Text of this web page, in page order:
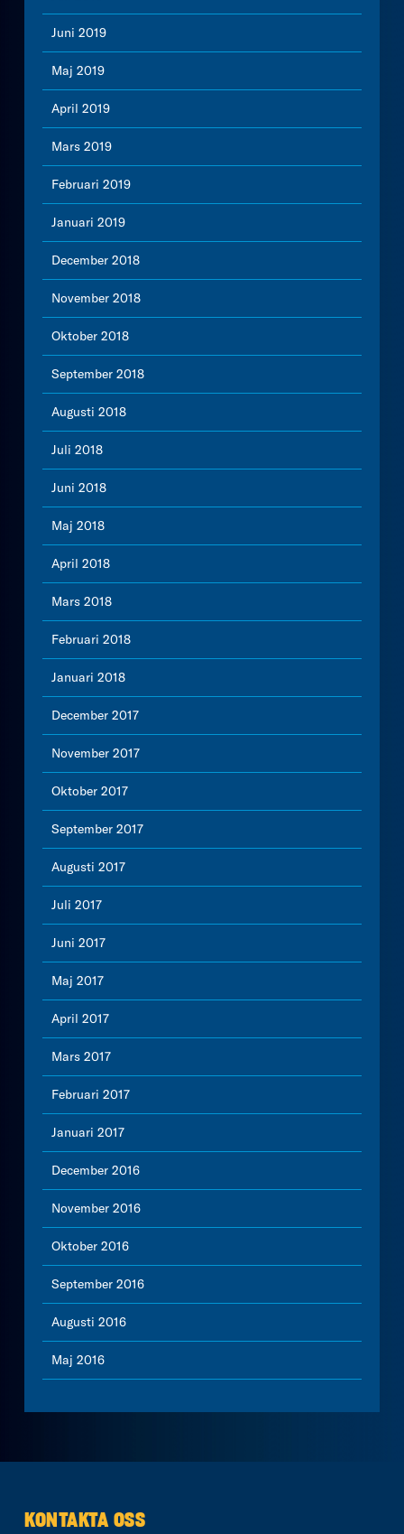
Juni 2019
Maj 2019
April 2019
Mars 2019
Februari 2019
Januari 2019
December 2018
November 2018
Oktober 2018
September 2018
Augusti 2018
Juli 2018
Juni 2018
Maj 2018
April 2018
Mars 2018
Februari 2018
Januari 2018
December 2017
November 2017
Oktober 2017
September 2017
Augusti 2017
Juli 2017
Juni 2017
Maj 2017
April 2017
Mars 2017
Februari 2017
Januari 2017
December 2016
November 2016
Oktober 2016
September 2016
Augusti 2016
Maj 2016
KONTAKTA OSS